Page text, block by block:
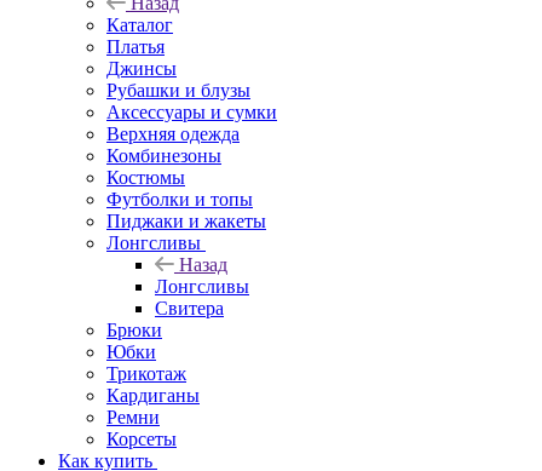
Каталог
Платья
Джинсы
Рубашки и блузы
Аксессуары и сумки
Верхняя одежда
Комбинезоны
Костюмы
Футболки и топы
Пиджаки и жакеты
Лонгсливы
Назад
Лонгсливы
Свитера
Брюки
Юбки
Трикотаж
Кардиганы
Ремни
Корсеты
Как купить